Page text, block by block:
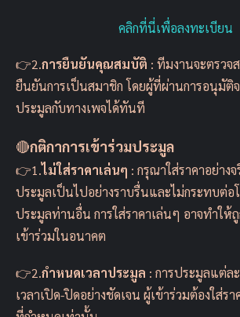
คลิกที่นี่เพื่อลงทะเบียน
👉2.การยืนยันคุณสมบัติ : ทีมงานจะตรว
ยืนยันการเป็นสมาชิก โดยผู้ที่ผ่านการอนุมัติจ
ประมูลกับทางเพจได้ทันที
🔴กติกาการเข้าร่วมประมูล
👉1.ไม่ใส่ราคาเล่นๆ : กรุณาใส่ราคาอย่าง
ประมูลเป็นไปอย่างราบรื่นและไม่กระทบต่อ
ประมูลท่านอื่น การใส่ราคาเล่นๆ อาจทำให้
เข้าร่วมในอนาคต
👉2.กำหนดเวลาประมูล : การประมูลแต่ล
เวลาเปิด-ปิดอย่างชัดเจน ผู้เข้าร่วมต้องใส่รา